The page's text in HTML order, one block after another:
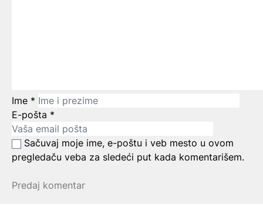
Ime *
E-pošta *
Sačuvaj moje ime, e-poštu i veb mesto u ovom
pregledaču veba za sledeći put kada komentarišem.